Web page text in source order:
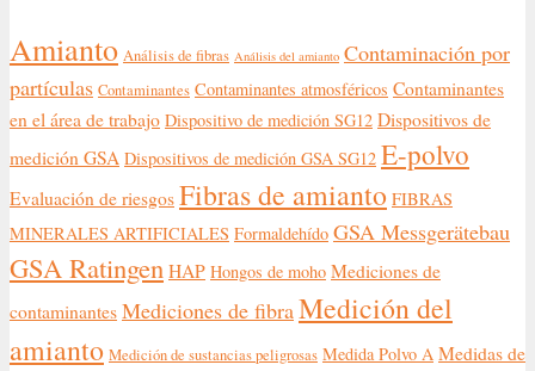
Amianto Análisis de fibras Análisis del amianto Contaminación por
partículas Contaminantes Contaminantes atmosféricos Contaminantes
en el área de trabajo Dispositivo de medición SG12 Dispositivos de
medición GSA Dispositivos de medición GSA SG12 E-polvo
Evaluación de riesgosFibras de amianto FIBRAS
MINERALES ARTIFICIALES Formaldehído GSA Messgerätebau
GSA RatingenHAP Hongos de moho Mediciones de
contaminantesMediciones de fibraMedición del
amianto Medición de sustancias peligrosas Medida Polvo A Medidas de